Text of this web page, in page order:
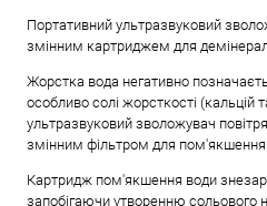
Портативний ультразвуковий
змінним картриджем для
Жорстка вода негативно
особливо солі жорсткості (кальцій
ультразвуковий зволожувач
змінним фільтром для пом'якшення
Картридж пом'якшення води
запобігаючи утворенню сольового